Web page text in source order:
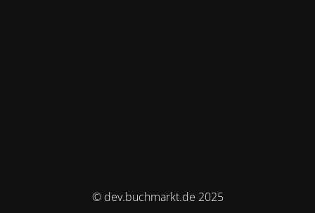
© dev.buchmarkt.de 2025